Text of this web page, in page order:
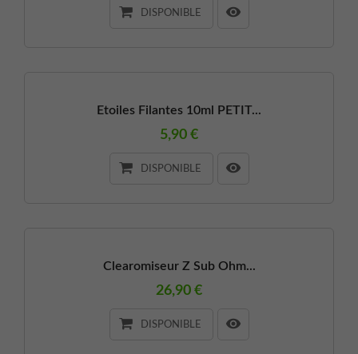
DISPONIBLE
Etoiles Filantes 10ml PETIT...
5,90 €
DISPONIBLE
Clearomiseur Z Sub Ohm...
26,90 €
DISPONIBLE